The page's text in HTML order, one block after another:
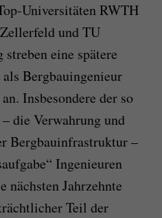
Universitäten RWTH
und TU
eine spätere
Bergbauingenieur
Insbesondere der so
die Verwahrung und
Bergbauinfrastruktur –
Ingenieuren
nächsten Jahrzehnte
Teil der